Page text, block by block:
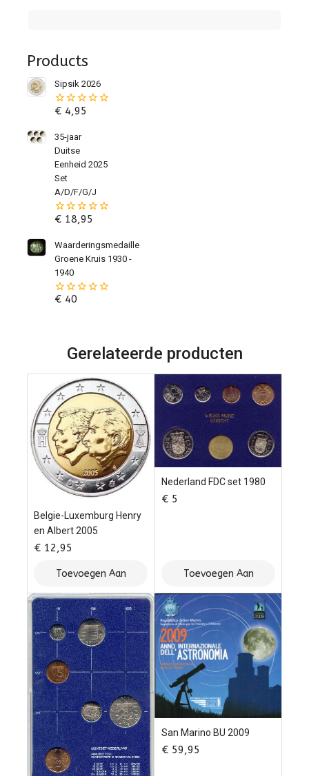
Products
Sipsik 2026
0
de
€4,95
35-jaar
Duitse
Eenheid 2025
Set
A/D/F/G/J
0
de
€18,95
Waarderingsmedaille
Groene Kruis 1930 -
1940
0
€40
Gerelateerde producten
Belgie-Luxemburg Henry
en Albert 2005
€ 12,95
Toevoegen Aan
Winkelwagen
Nederland FDC set 1980
€ 5
Toevoegen Aan
Winkelwagen
San Marino BU 2009
€ 59,95